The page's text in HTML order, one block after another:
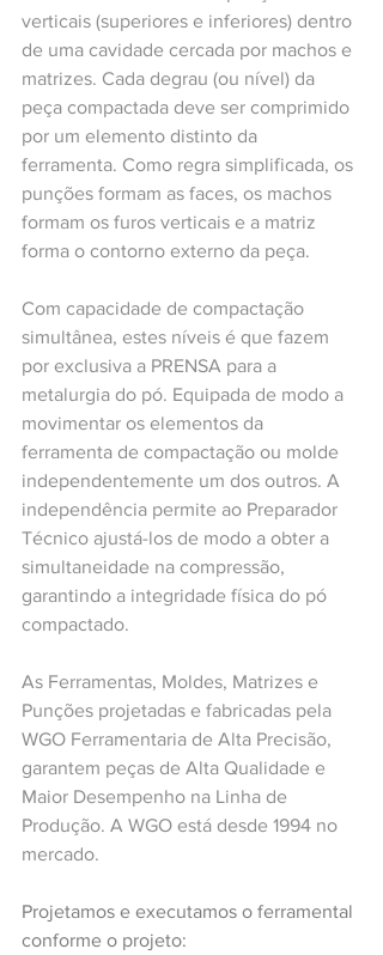
verticais (superiores e inferiores) dentro
de uma cavidade cercada por machos e
matrizes. Cada degrau (ou nível) da
peça compactada deve ser comprimido
por um elemento distinto da
ferramenta. Como regra simplificada, os
punções formam as faces, os machos
formam os furos verticais e a matriz
forma o contorno externo da peça.
Com capacidade de compactação
simultânea, estes níveis é que fazem
por exclusiva a PRENSA para a
metalurgia do pó. Equipada de modo a
movimentar os elementos da
ferramenta de compactação ou molde
independentemente um dos outros. A
independência permite ao Preparador
Técnico ajustá-los de modo a obter a
simultaneidade na compressão,
garantindo a integridade física do pó
compactado.
As Ferramentas, Moldes, Matrizes e
Punções projetadas e fabricadas pela
WGO Ferramentaria de Alta Precisão,
garantem peças de Alta Qualidade e
Maior Desempenho na Linha de
Produção. A WGO está desde 1994 no
mercado.
Projetamos e executamos o ferramental
conforme o projeto: